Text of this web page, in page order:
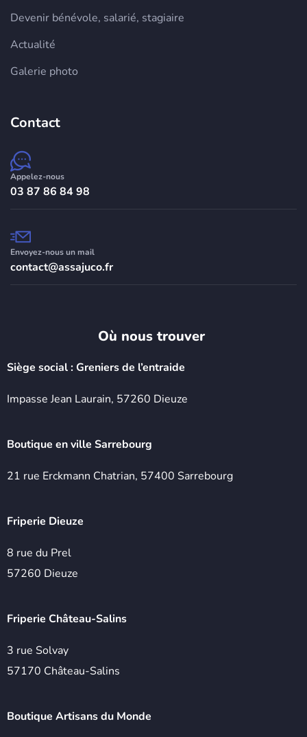
Devenir bénévole, salarié, stagiaire
Actualité
Galerie photo
Contact
Appelez-nous
03 87 86 84 98
Envoyez-nous un mail
contact@assajuco.fr
Où nous trouver ​
Siège social : Greniers de l’entraide
Impasse Jean Laurain, 57260 Dieuze
Boutique en ville Sarrebourg
21 rue Erckmann Chatrian, 57400 Sarrebourg
Friperie Dieuze
8 rue du Prel
57260 Dieuze
Friperie Château-Salins
3 rue Solvay
57170 Château-Salins
Boutique Artisans du Monde